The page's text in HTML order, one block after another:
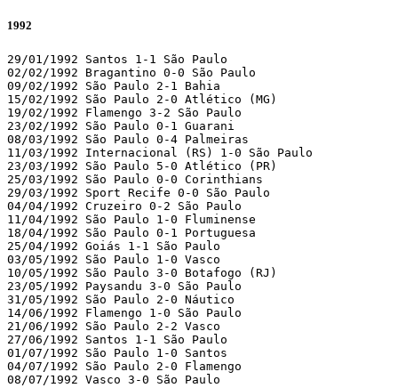
1992
29/01/1992 Santos 1-1 São Paulo
02/02/1992 Bragantino 0-0 São Paulo
09/02/1992 São Paulo 2-1 Bahia
15/02/1992 São Paulo 2-0 Atlético (MG)
19/02/1992 Flamengo 3-2 São Paulo
23/02/1992 São Paulo 0-1 Guarani
08/03/1992 São Paulo 0-4 Palmeiras
11/03/1992 Internacional (RS) 1-0 São Paulo
23/03/1992 São Paulo 5-0 Atlético (PR)
25/03/1992 São Paulo 0-0 Corinthians
29/03/1992 Sport Recife 0-0 São Paulo
04/04/1992 Cruzeiro 0-2 São Paulo
11/04/1992 São Paulo 1-0 Fluminense
18/04/1992 São Paulo 0-1 Portuguesa
25/04/1992 Goiás 1-1 São Paulo
03/05/1992 São Paulo 1-0 Vasco
10/05/1992 São Paulo 3-0 Botafogo (RJ)
23/05/1992 Paysandu 3-0 São Paulo
31/05/1992 São Paulo 2-0 Náutico
14/06/1992 Flamengo 1-0 São Paulo
21/06/1992 São Paulo 2-2 Vasco
27/06/1992 Santos 1-1 São Paulo
01/07/1992 São Paulo 1-0 Santos
04/07/1992 São Paulo 2-0 Flamengo
08/07/1992 Vasco 3-0 São Paulo